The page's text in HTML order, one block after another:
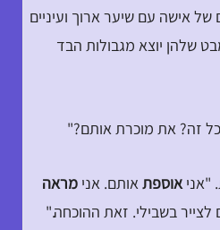
אישה עם שיער ארוך ועיניים
שלהן יוצא מגבולות הבד
זה? את מוכרת אותם?"
"אניאוספתאותם. אני מראה
בשבילי. זאת ההוכחה."